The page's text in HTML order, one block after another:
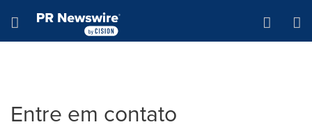
Hamburger menu
Entre em contato